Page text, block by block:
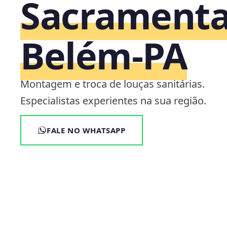
Belém‑PA
Montagem e troca de louças sanitárias.
Especialistas experientes na sua região.
FALE NO WHATSAPP